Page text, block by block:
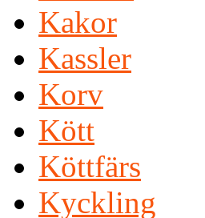
Kakor
Kassler
Korv
Kött
Köttfärs
Kyckling